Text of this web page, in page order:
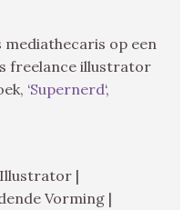
op een
freelance illustrator
‘Supernerd‘,
Illustrator |
Vorming |